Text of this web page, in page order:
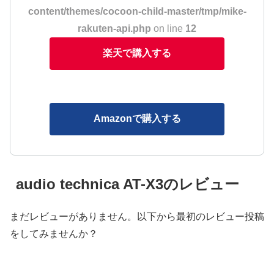
content/themes/cocoon-child-master/tmp/mike-
rakuten-api.php on line 12
楽天で購入する
Amazonで購入する
audio technica AT-X3のレビュー
まだレビューがありません。以下から最初のレビュー投稿
をしてみませんか？